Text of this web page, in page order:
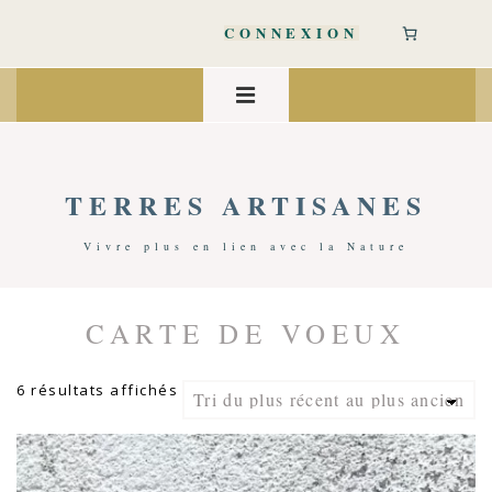
contenu
CONNEXION
TERRES ARTISANES
Vivre plus en lien avec la Nature
CARTE DE VOEUX
6 résultats affichés
du
plus
récent
au